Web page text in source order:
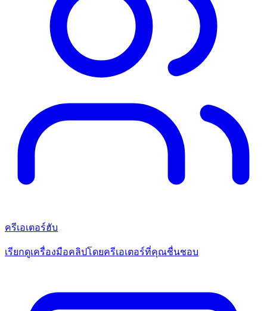
ครีเอเตอร์ฮับ
เรียกดูเครื่องมือคลิปโดยครีเอเตอร์ที่คุณชื่นชอบ